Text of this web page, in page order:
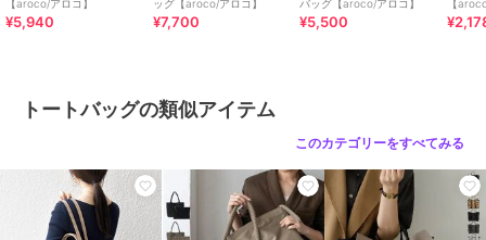
ナイロン
フリル /リボ
/ビジネス/カジュアル
ット5箇所以上
旅行・出張対応
トートバッグ
ナイロン
/無地 /フリル/ リボ
ン/ 中（幅21～30cm以下） / ラ
【aroco/アロコ】
¥5,940
ッグ【aroco/アロコ】
¥7,700
バッグ【aroco/アロコ】
¥5,500
【
トートバッグの類似アイテム
このカテゴリーをすべてみる